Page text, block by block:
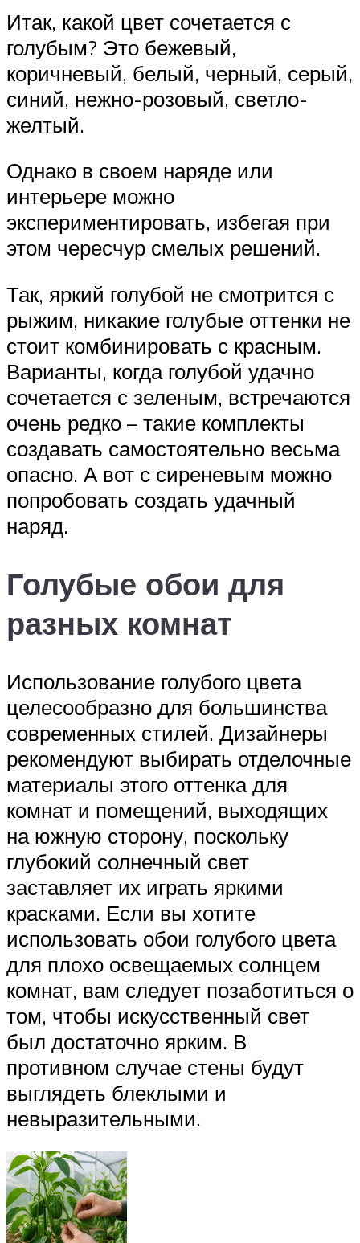
Итак, какой цвет сочетается с
голубым? Это бежевый,
коричневый, белый, черный, серый,
синий, нежно-розовый, светло-
желтый.
Однако в своем наряде или
интерьере можно
экспериментировать, избегая при
этом чересчур смелых решений.
Так, яркий голубой не смотрится с
рыжим, никакие голубые оттенки не
стоит комбинировать с красным.
Варианты, когда голубой удачно
сочетается с зеленым, встречаются
очень редко – такие комплекты
создавать самостоятельно весьма
опасно. А вот с сиреневым можно
попробовать создать удачный
наряд.
Голубые обои для
разных комнат
Использование голубого цвета
целесообразно для большинства
современных стилей. Дизайнеры
рекомендуют выбирать отделочные
материалы этого оттенка для
комнат и помещений, выходящих
на южную сторону, поскольку
глубокий солнечный свет
заставляет их играть яркими
красками. Если вы хотите
использовать обои голубого цвета
для плохо освещаемых солнцем
комнат, вам следует позаботиться о
том, чтобы искусственный свет
был достаточно ярким. В
противном случае стены будут
выглядеть блеклыми и
невыразительными.